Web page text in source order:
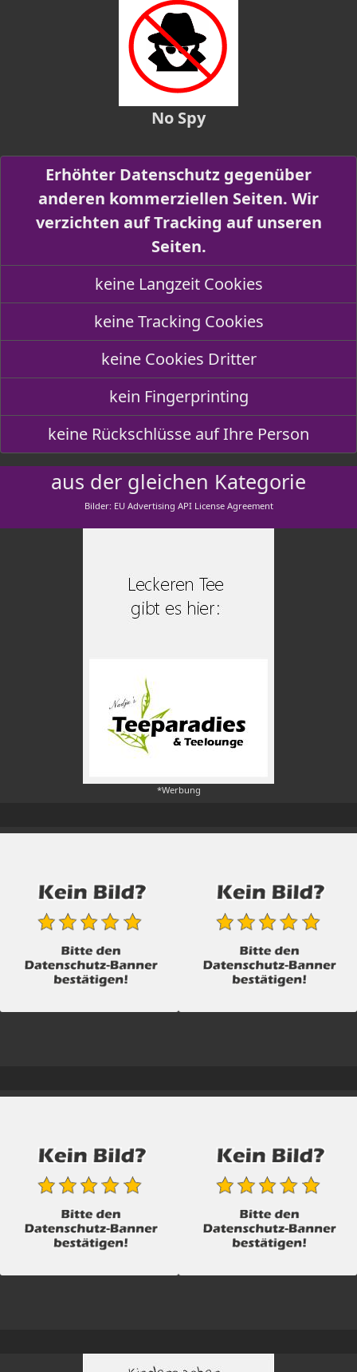
No Spy
Erhöhter Datenschutz gegenüber
anderen kommerziellen Seiten. Wir
verzichten auf Tracking auf unseren
Seiten.
keine Langzeit Cookies
keine Tracking Cookies
keine Cookies Dritter
kein Fingerprinting
keine Rückschlüsse auf Ihre Person
aus der gleichen Kategorie
Bilder: EU Advertising API License Agreement
*Werbung